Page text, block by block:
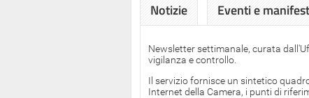
Notizie Eventi e
Newsletter settimanale, curata
vigilanza e controllo.
Il servizio fornisce un sintetico
Internet della Camera, i punti di